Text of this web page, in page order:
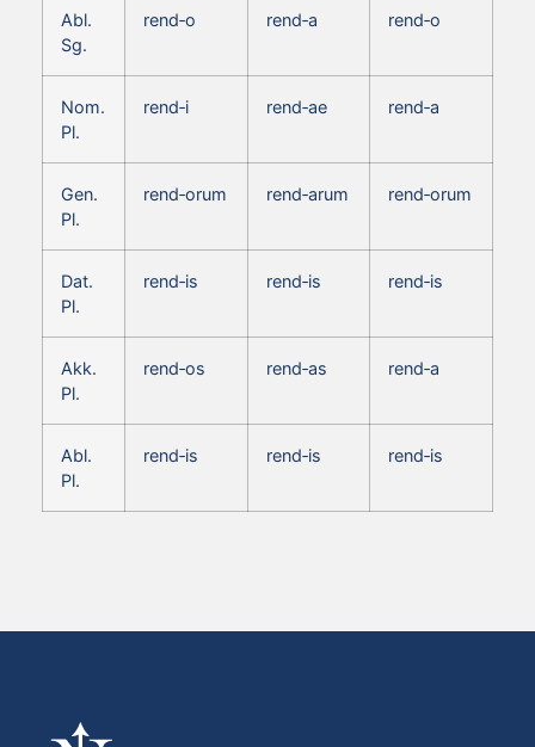
Abl.
Sg.
rend‑o rend‑a rend‑o
Nom.
Pl.
rend‑i rend‑ae rend‑a
Gen.
Pl.
rend‑orum rend‑arum rend‑orum
Dat.
Pl.
rend‑is rend‑is rend‑is
Akk.
Pl.
rend‑os rend‑as rend‑a
Abl.
Pl.
rend‑is rend‑is rend‑is